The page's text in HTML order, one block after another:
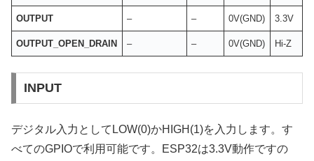
OUTPUT – – 0V(GND) 3.3V
OUTPUT_OPEN_DRAIN – – 0V(GND) Hi-Z
INPUT
デジタル入力としてLOW(0)かHIGH(1)を入力します。す
べてのGPIOで利用可能です。ESP32は3.3V動作ですの